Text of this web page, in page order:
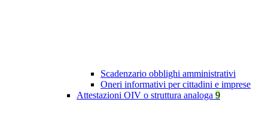
Scadenzario obblighi amministrativi
Oneri informativi per cittadini e imprese
Attestazioni OIV o struttura analoga 9